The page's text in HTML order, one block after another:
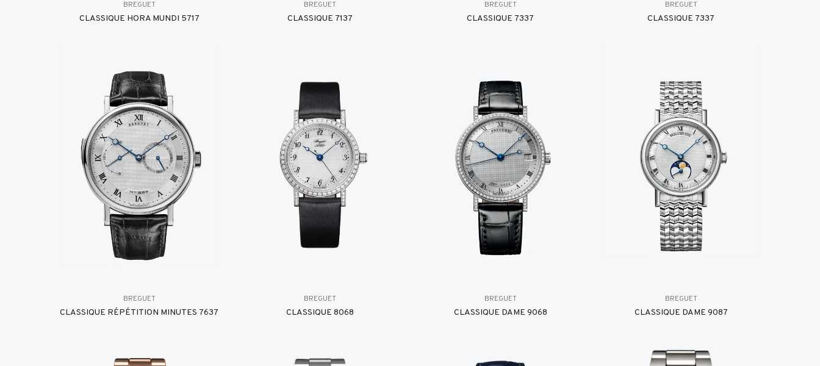
BREGUET
CLASSIQUE HORA MUNDI 5717
BREGUET
CLASSIQUE 7137
BREGUET
CLASSIQUE 7337
BREGUET
CLASSIQUE 7337
BREGUET
CLASSIQUE RÉPÉTITION MINUTES 7637
BREGUET
CLASSIQUE 8068
BREGUET
CLASSIQUE DAME 9068
BREGUET
CLASSIQUE DAME 9087